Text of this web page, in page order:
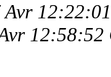
Avr
12:58:52